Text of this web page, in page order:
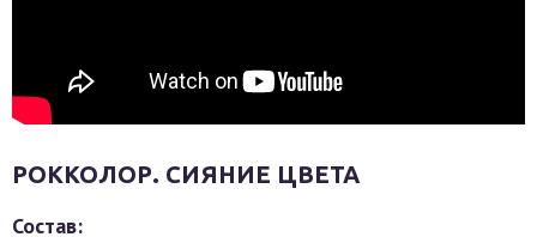
РОККОЛОР. СИЯНИЕ ЦВЕТА
Состав: